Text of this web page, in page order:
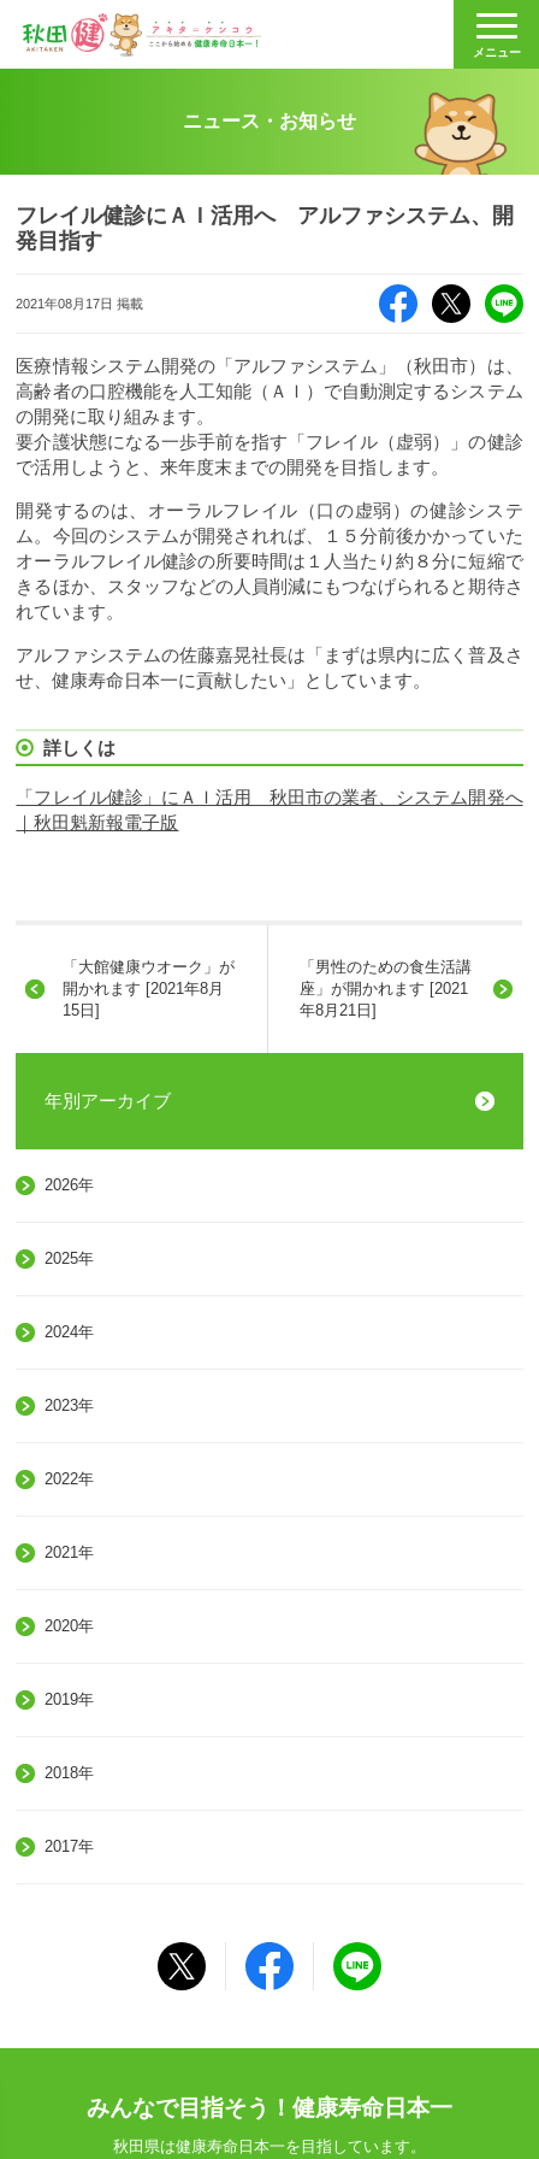
メニュー
ニュース・お知らせ
フレイル健診にＡＩ活用へ アルファシステム、開
発目指す
2021年08月17日 掲載
Facebook X（旧
医療情報システム開発の「アルファシステム」（秋田市）は、
高齢者の口腔機能を人工知能（ＡＩ）で自動測定するシステム
の開発に取り組みます。
要介護状態になる一歩手前を指す「フレイル（虚弱）」の健診
で活用しようと、来年度末までの開発を目指します。
開発するのは、オーラルフレイル（口の虚弱）の健診システ
ム。今回のシステムが開発されれば、１５分前後かかっていた
オーラルフレイル健診の所要時間は１人当たり約８分に短縮で
きるほか、スタッフなどの人員削減にもつなげられると期待さ
れています。
アルファシステムの佐藤嘉晃社長は「まずは県内に広く普及さ
せ、健康寿命日本一に貢献したい」としています。
詳しくは
「フレイル健診」にＡＩ活用 秋田市の業者、システム開発へ
｜秋田魁新報電子版
「大館健康ウオーク」が
開かれます [2021年8月
15日]
「男性のための食生活講
座」が開かれます [2021
年8月21日]
年別アーカイブ
2026年
2025年
2024年
2023年
2022年
2021年
2020年
2019年
2018年
2017年
みんなで目指そう！健康寿命日本一
秋田県は健康寿命日本一を目指しています。